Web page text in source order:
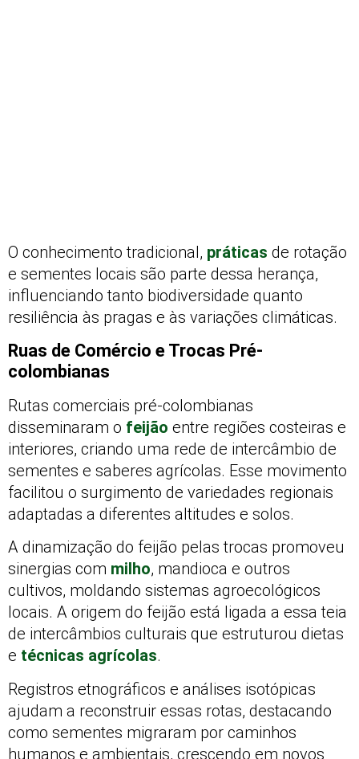
O conhecimento tradicional, práticas de rotação
e sementes locais são parte dessa herança,
influenciando tanto biodiversidade quanto
resiliência às pragas e às variações climáticas.
Ruas de Comércio e Trocas Pré-
colombianas
Rutas comerciais pré-colombianas
disseminaram o feijão entre regiões costeiras e
interiores, criando uma rede de intercâmbio de
sementes e saberes agrícolas. Esse movimento
facilitou o surgimento de variedades regionais
adaptadas a diferentes altitudes e solos.
A dinamização do feijão pelas trocas promoveu
sinergias com milho, mandioca e outros
cultivos, moldando sistemas agroecológicos
locais. A origem do feijão está ligada a essa teia
de intercâmbios culturais que estruturou dietas
e técnicas agrícolas.
Registros etnográficos e análises isotópicas
ajudam a reconstruir essas rotas, destacando
como sementes migraram por caminhos
humanos e ambientais, crescendo em novos